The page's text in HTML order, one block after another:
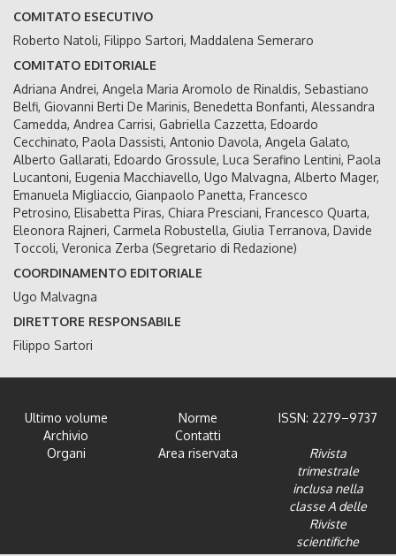
COMITATO ESECUTIVO
Roberto Natoli, Filippo Sartori, Maddalena Semeraro
COMITATO EDITORIALE
Adriana Andrei, Angela Maria Aromolo de Rinaldis, Sebastiano
Belfi, Giovanni Berti De Marinis, Benedetta Bonfanti, Alessandra
Camedda, Andrea Carrisi, Gabriella Cazzetta, Edoardo
Cecchinato, Paola Dassisti, Antonio Davola, Angela Galato,
Alberto Gallarati, Edoardo Grossule, Luca Serafino Lentini, Paola
Lucantoni, Eugenia Macchiavello, Ugo Malvagna, Alberto Mager,
Emanuela Migliaccio, Gianpaolo Panetta, Francesco
Petrosino, Elisabetta Piras, Chiara Presciani, Francesco Quarta,
Eleonora Rajneri, Carmela Robustella, Giulia Terranova, Davide
Toccoli, Veronica Zerba (Segretario di Redazione)
COORDINAMENTO EDITORIALE
Ugo Malvagna
DIRETTORE RESPONSABILE
Filippo Sartori
Ultimo volume
Archivio
Organi
Norme
Contatti
Area riservata
ISSN: 2279–9737
Rivista
trimestrale
inclusa nella
classe A delle
Riviste
scientifiche